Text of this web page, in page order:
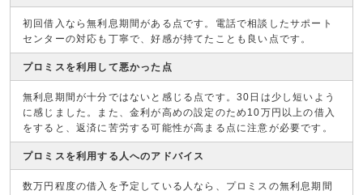
初回借入なら無利息期間がある点です。電話で相談したサポート
センターの対応も丁寧で、好感が持てたことも良い点です。
プロミスを利用して悪かった点
無利息期間が十分ではないと感じる点です。30日は少し短いよう
に感じました。また、金利が高めの設定のため10万円以上の借入
をすると、返済に苦労する可能性が高まる点に注意が必要です。
プロミスを利用する人へのアドバイス
数万円程度の借入を予定している人なら、プロミスの無利息期間